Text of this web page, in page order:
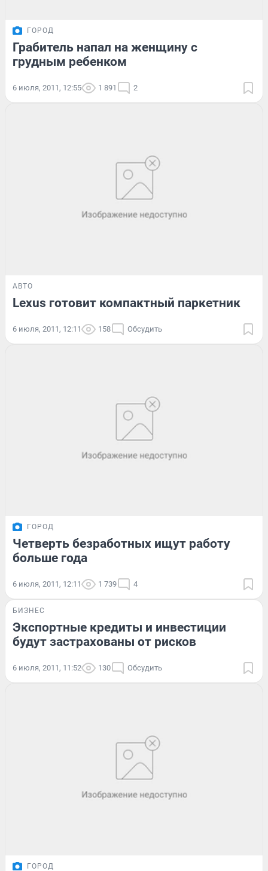
ГОРОД
Грабитель напал на женщину с
грудным ребенком
6 июля, 2011, 12:55 1 891 2
АВТО
Lexus готовит компактный паркетник
6 июля, 2011, 12:11 158 Обсудить
ГОРОД
Четверть безработных ищут работу
больше года
6 июля, 2011, 12:11 1 739 4
БИЗНЕС
Экспортные кредиты и инвестиции
будут застрахованы от рисков
6 июля, 2011, 11:52 130 Обсудить
ГОРОД